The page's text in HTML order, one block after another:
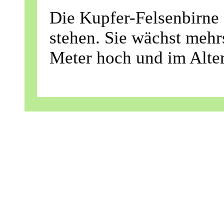
Die Kupfer-
stehen. Sie wächst
Meter hoch und im